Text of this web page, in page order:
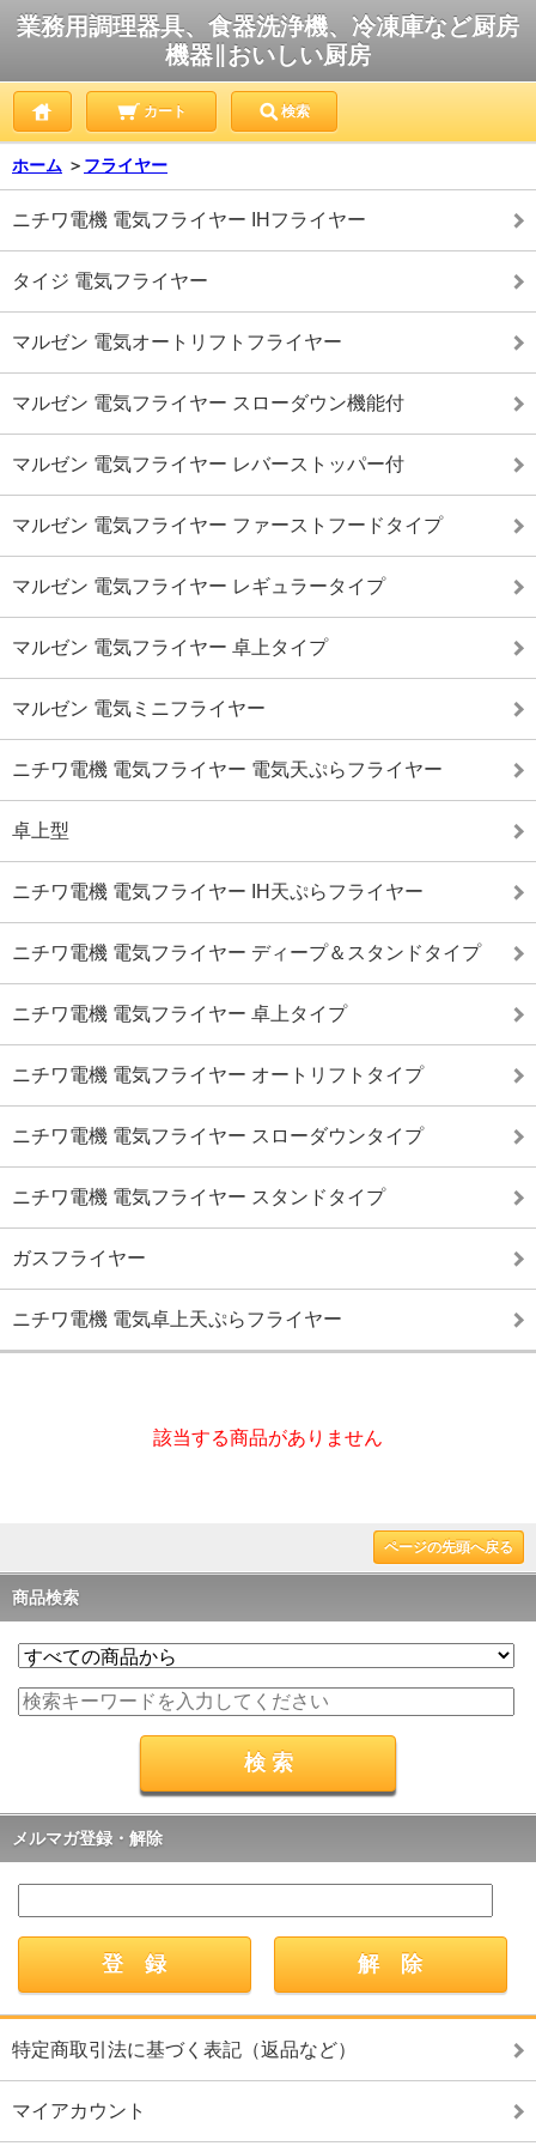
業務用調理器具、食器洗浄機、冷凍庫など厨房
機器∥おいしい厨房
カート 検索
ホーム ＞ フライヤー
ニチワ電機 電気フライヤー IHフライヤー
タイジ 電気フライヤー
マルゼン 電気オートリフトフライヤー
マルゼン 電気フライヤー スローダウン機能付
マルゼン 電気フライヤー レバーストッパー付
マルゼン 電気フライヤー ファーストフードタイプ
マルゼン 電気フライヤー レギュラータイプ
マルゼン 電気フライヤー 卓上タイプ
マルゼン 電気ミニフライヤー
ニチワ電機 電気フライヤー 電気天ぷらフライヤー
卓上型
ニチワ電機 電気フライヤー IH天ぷらフライヤー
ニチワ電機 電気フライヤー ディープ＆スタンドタイプ
ニチワ電機 電気フライヤー 卓上タイプ
ニチワ電機 電気フライヤー オートリフトタイプ
ニチワ電機 電気フライヤー スローダウンタイプ
ニチワ電機 電気フライヤー スタンドタイプ
ガスフライヤー
ニチワ電機 電気卓上天ぷらフライヤー
該当する商品がありません
ページの先頭へ戻る
商品検索
メルマガ登録・解除
特定商取引法に基づく表記（返品など）
マイアカウント